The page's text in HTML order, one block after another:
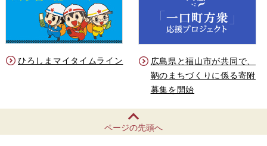
ひろしまマイタイムライン
広島県と福山市が共同で、
鞆のまちづくりに係る寄附
募集を開始
ページの先頭へ